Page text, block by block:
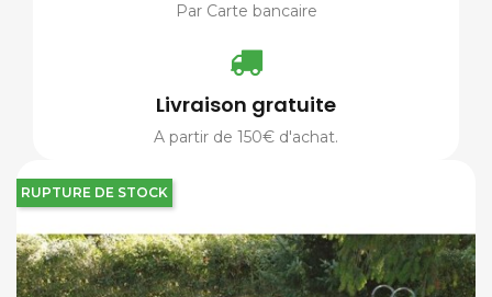
RUPTURE DE STOCK
Par Carte bancaire
Livraison gratuite
A partir de 150€ d'achat.